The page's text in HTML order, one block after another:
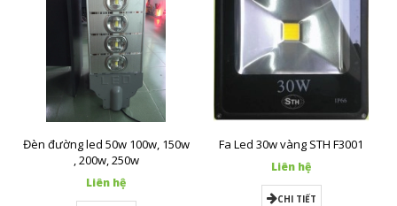
Đèn đường led 50w 100w, 150w
, 200w, 250w
Liên hệ
Fa Led 30w vàng STH F3001
Liên hệ
CHI TIẾT